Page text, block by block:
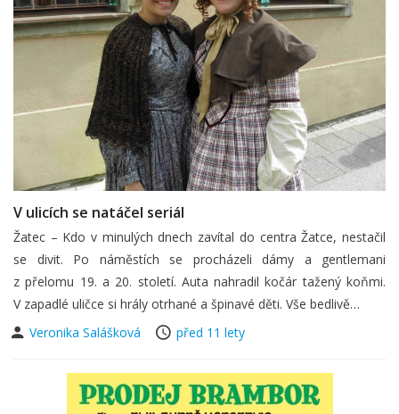
V ulicích se natáčel seriál
Žatec – Kdo v minulých dnech zavítal do centra Žatce, nestačil
se divit. Po náměstích se procházeli dámy a gentlemani
z přelomu 19. a 20. století. Auta nahradil kočár tažený koňmi.
V zapadlé uličce si hrály otrhané a špinavé děti. Vše bedlivě…
Veronika Salášková
před 11 lety